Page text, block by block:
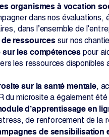
organismes à vocation
dans nos
dans l’ensemble de
ressourcessur nos
les compétences pour
les ressources disponibles
sur la santé mentale,
du microsite a également
d’apprentissage en
de renforcement de la
de sensibilisation